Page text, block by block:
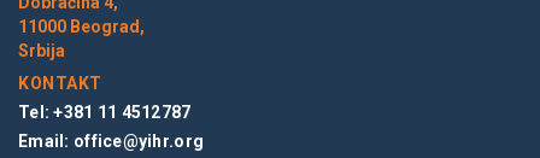
11000 Beograd,
Srbija
KONTAKT
Tel: +381 11 4512787
Email: office@yihr.org